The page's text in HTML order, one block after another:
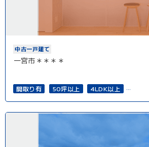
中古一戸建て
一宮市＊＊＊＊
間取り有 50坪以上
4LDK以上